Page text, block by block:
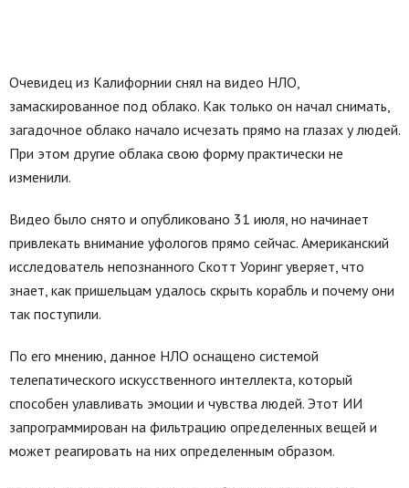
Очевидец из Калифорнии снял на видео НЛО,
замаскированное под облако. Как только он начал снимать,
загадочное облако начало исчезать прямо на глазах у людей.
При этом другие облака свою форму практически не
изменили.
Видео было снято и опубликовано 31 июля, но начинает
привлекать внимание уфологов прямо сейчас. Американский
исследователь непознанного Скотт Уоринг уверяет, что
знает, как пришельцам удалось скрыть корабль и почему они
так поступили.
По его мнению, данное НЛО оснащено системой
телепатического искусственного интеллекта, который
способен улавливать эмоции и чувства людей. Этот ИИ
запрограммирован на фильтрацию определенных вещей и
может реагировать на них определенным образом.